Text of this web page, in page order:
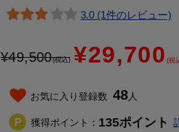
3.0 (1件のレビュー)
¥49,500(税込) ¥29,700 (税
お気に入り登録数 48人
獲得ポイント： 135ポイント